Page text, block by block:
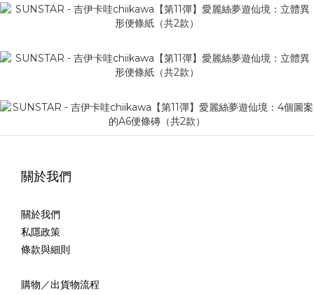
關於我們
關於我們
私隱政策
條款與細則
購物／出貨物流程